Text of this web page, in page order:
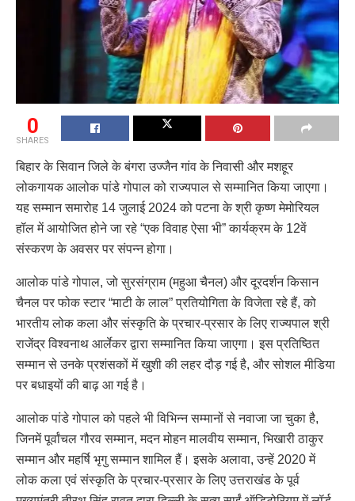
0
SHARES
बिहार के सिवान जिले के बंगरा उज्जैन गांव के निवासी और मशहूर
लोकगायक आलोक पांडे गोपाल को राज्यपाल से सम्मानित किया जाएगा।
यह सम्मान समारोह 14 जुलाई 2024 को पटना के श्री कृष्ण मेमोरियल
हॉल में आयोजित होने जा रहे “एक विवाह ऐसा भी” कार्यक्रम के 12वें
संस्करण के अवसर पर संपन्न होगा।
आलोक पांडे गोपाल, जो सुरसंग्राम (महुआ चैनल) और दूरदर्शन किसान
चैनल पर फोक स्टार “माटी के लाल” प्रतियोगिता के विजेता रहे हैं, को
भारतीय लोक कला और संस्कृति के प्रचार-प्रसार के लिए राज्यपाल श्री
राजेंद्र विश्वनाथ आर्लेकर द्वारा सम्मानित किया जाएगा। इस प्रतिष्ठित
सम्मान से उनके प्रशंसकों में खुशी की लहर दौड़ गई है, और सोशल मीडिया
पर बधाइयों की बाढ़ आ गई है।
आलोक पांडे गोपाल को पहले भी विभिन्न सम्मानों से नवाजा जा चुका है,
जिनमें पूर्वांचल गौरव सम्मान, मदन मोहन मालवीय सम्मान, भिखारी ठाकुर
सम्मान और महर्षि भृगु सम्मान शामिल हैं। इसके अलावा, उन्हें 2020 में
लोक कला एवं संस्कृति के प्रचार-प्रसार के लिए उत्तराखंड के पूर्व